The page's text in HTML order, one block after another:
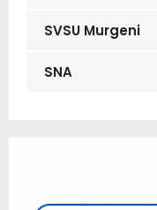
SVSU Murgeni
SNA